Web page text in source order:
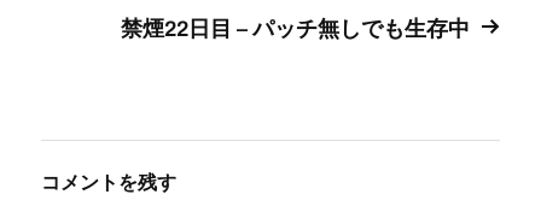
禁煙22日目 – パッチ無しでも生存中
コメントを残す